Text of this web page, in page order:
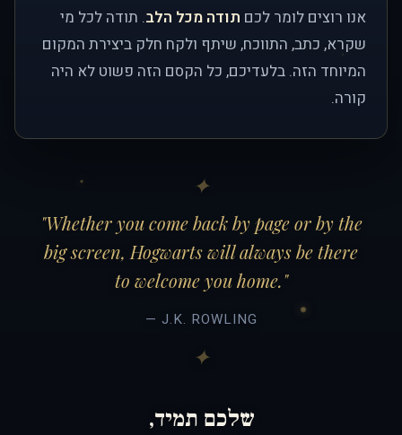
אנו רוצים לומר לכם תודה מכל הלב. תודה לכל מי
שקרא, כתב, התווכח, שיתף ולקח חלק ביצירת המקום
המיוחד הזה. בלעדיכם, כל הקסם הזה פשוט לא היה
קורה.
"Whether you come back by page or by the
big screen, Hogwarts will always be there
to welcome you home."
— J.K. ROWLING
שלכם תמיד,